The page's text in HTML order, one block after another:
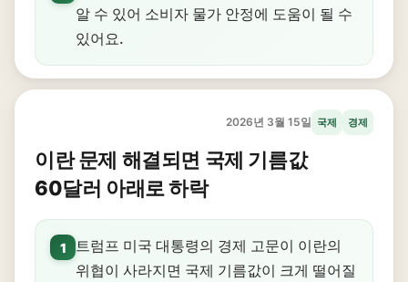
알 수 있어 소비자 물가 안정에 도움이 될 수
있어요.
2026년 3월 15일 국제 경제
이란 문제 해결되면 국제 기름값
60달러 아래로 하락
1
트럼프 미국 대통령의 경제 고문이 이란의
위협이 사라지면 국제 기름값이 크게 떨어질